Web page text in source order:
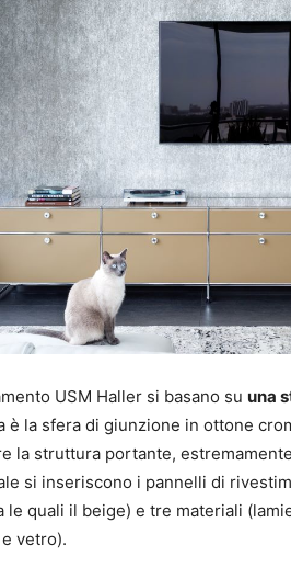
USM Haller si basano su una
è la sfera di giunzione in ottone
la struttura portante,
si inseriscono i pannelli di
quali il beige) e tre materiali
vetro).